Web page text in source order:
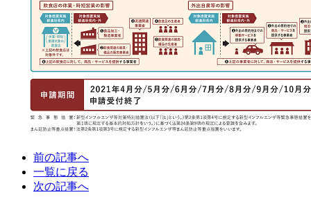
前の記事へ
一覧に戻る
次の記事へ